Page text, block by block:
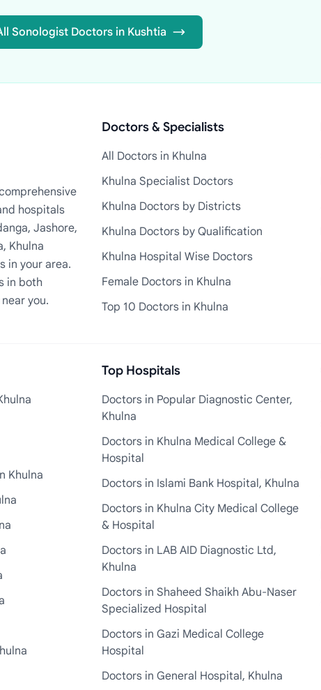
Sonologist Doctors in Kushtia
hospitals
Jashore,
Khulna
in your area.
in both
you.
Doctors & Specialists
All Doctors in Khulna
Khulna Specialist Doctors
Khulna Doctors by Districts
Khulna Doctors by Qualification
Khulna Hospital Wise Doctors
Female Doctors in Khulna
Top 10 Doctors in Khulna
Khulna
Top Hospitals
Doctors in Popular Diagnostic Center,
Khulna
Doctors in Khulna Medical College &
Hospital
Doctors in Islami Bank Hospital, Khulna
Doctors in Khulna City Medical College
& Hospital
Doctors in LAB AID Diagnostic Ltd,
Khulna
Doctors in Shaheed Shaikh Abu-Naser
Specialized Hospital
Doctors in Gazi Medical College
Hospital
Doctors in General Hospital, Khulna